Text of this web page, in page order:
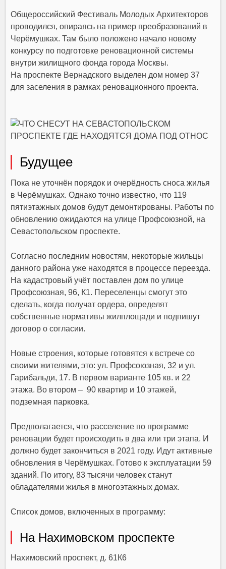
Общероссийский Фестиваль Молодых Архитекторов
проводился, опираясь на пример преобразований в
Черёмушках. Там было положено начало новому
конкурсу по подготовке реновационной системы
внутри жилищного фонда города Москвы.
На проспекте Вернадского выделен дом номер 37
для заселения в рамках реновационного проекта.
Будущее
Пока не уточнён порядок и очерёдность сноса жилья
в Черёмушках. Однако точно известно, что 119
пятиэтажных домов будут демонтированы. Работы по
обновлению ожидаются на улице Профсоюзной, на
Севастопольском проспекте.
Согласно последним новостям, некоторые жильцы
данного района уже находятся в процессе переезда.
На кадастровый учёт поставлен дом по улице
Профсоюзная, 96, К1. Переселенцы смогут это
сделать, когда получат ордера, определят
собственные нормативы жилплощади и подпишут
договор о согласии.
Новые строения, которые готовятся к встрече со
своими жителями, это: ул. Профсоюзная, 32 и ул.
Гарибальди, 17. В первом варианте 105 кв. и 22
этажа. Во втором – 90 квартир и 10 этажей,
подземная парковка.
Предполагается, что расселение по программе
реновации будет происходить в два или три этапа. И
должно будет закончиться в 2021 году. Идут активные
обновления в Черёмушках. Готово к эксплуатации 59
зданий. По итогу, 83 тысячи человек станут
обладателями жилья в многоэтажных домах.
Список домов, включенных в программу:
На Нахимовском проспекте
Нахимовский проспект, д. 61К6